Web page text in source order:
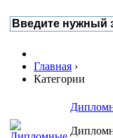
Главная ›
Категории